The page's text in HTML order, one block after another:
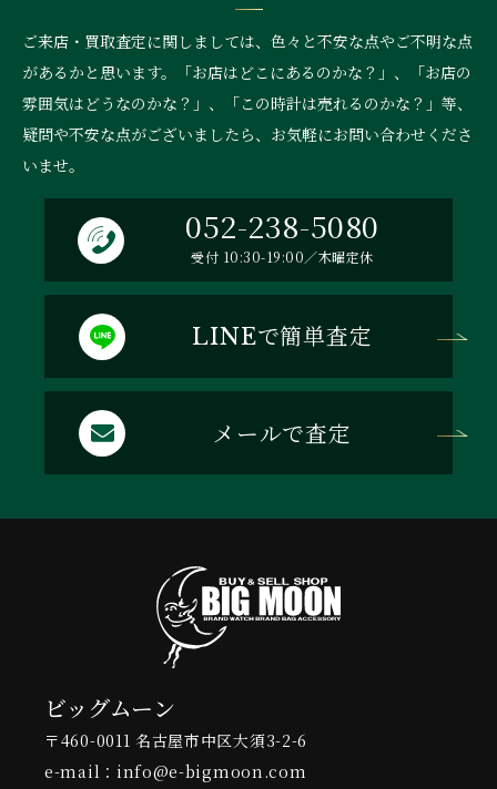
ご来店・買取査定に関しましては、色々と不安な点やご不明な点
があるかと思います。「お店はどこにあるのかな？」、
「お店の
雰囲気はどうなのかな？」、「この時計は売れるのかな？」等、
疑問や不安な点がございましたら、お気軽にお問い合わせくださ
いませ。
052-238-5080
受付 10:30-19:00／木曜定休
LINEで簡単査定
メールで査定
ビッグムーン
〒460-0011 名古屋市中区大須3-2-6
e-mail：info@e-bigmoon.com